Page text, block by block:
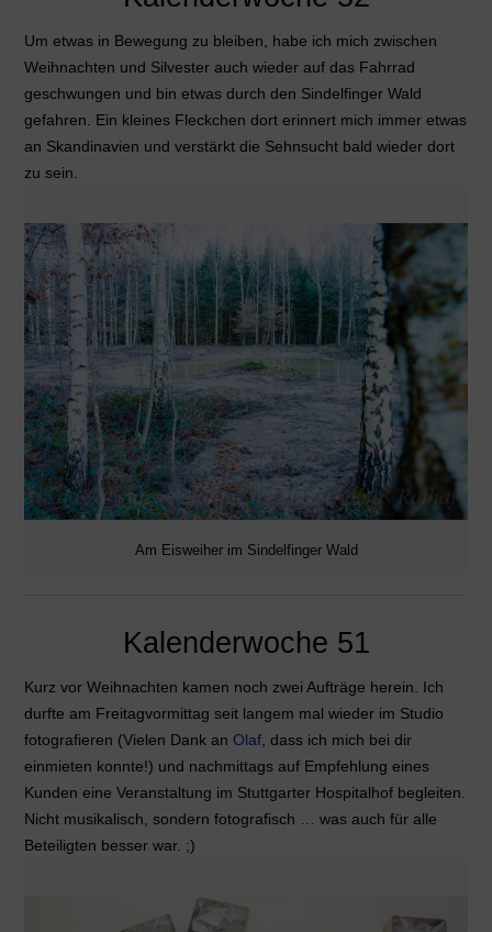
Um etwas in Bewegung zu bleiben, habe ich mich zwischen
Weihnachten und Silvester auch wieder auf das Fahrrad
geschwungen und bin etwas durch den Sindelfinger Wald
gefahren. Ein kleines Fleckchen dort erinnert mich immer etwas
an Skandinavien und verstärkt die Sehnsucht bald wieder dort
zu sein.
Am Eisweiher im Sindelfinger Wald
Kalenderwoche 51
Kurz vor Weihnachten kamen noch zwei Aufträge herein. Ich
durfte am Freitagvormittag seit langem mal wieder im Studio
fotografieren (Vielen Dank an Olaf, dass ich mich bei dir
einmieten konnte!) und nachmittags auf Empfehlung eines
Kunden eine Veranstaltung im Stuttgarter Hospitalhof begleiten.
Nicht musikalisch, sondern fotografisch … was auch für alle
Beteiligten besser war. ;)